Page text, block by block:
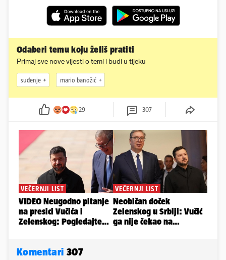
Odaberi temu koju želiš pratiti
Primaj sve nove vijesti o temi i budi u tijeku
suđenje mario banožić
29 307
Komentari 307